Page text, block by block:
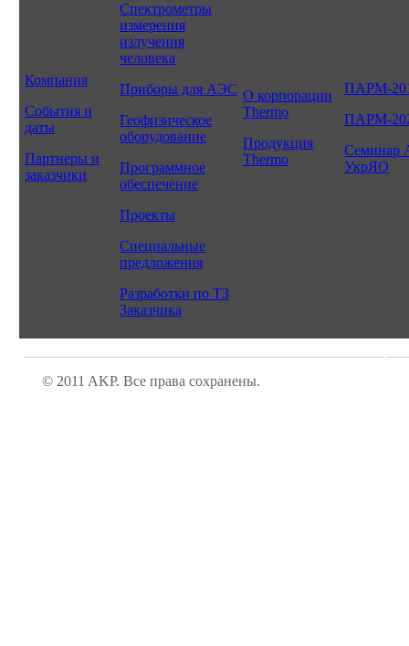
Компания
События и
даты
Партнеры и
заказчики
Спектрометры
измерения
излучения
человека
Приборы для АЭС
Геофизическое
оборудование
Программное
обеспечение
Проекты
Специальные
предложения
Разработки по ТЗ
Заказчика
О корпорации
Thermo
Продукция
Thermo
ПАРМ-
ПАРМ-
Семинар
УкрЯО
© 2011 AKP. Все права сохранены.